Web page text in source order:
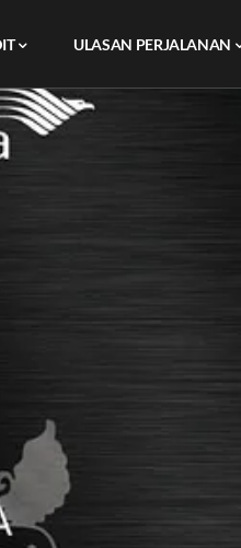
ULASAN PERJALANAN